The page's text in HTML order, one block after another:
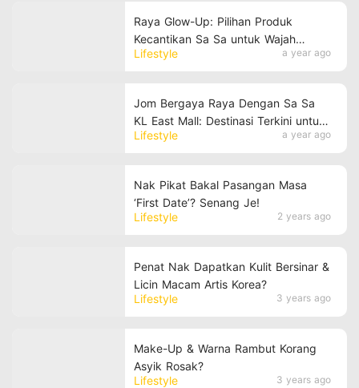
Lifestyle a year ago
Raya Glow-Up: Pilihan Produk
Kecantikan Sa Sa untuk Wajah
Berseri Sepanjang Syawal
Lifestyle a year ago
Jom Bergaya Raya Dengan Sa Sa
KL East Mall: Destinasi Terkini untuk
Segala Keperluan Kecantikan Anda!
Lifestyle 2 years ago
Nak Pikat Bakal Pasangan Masa
‘First Date’? Senang Je!
Lifestyle 3 years ago
Penat Nak Dapatkan Kulit Bersinar &
Licin Macam Artis Korea?
Lifestyle 3 years ago
Make-Up & Warna Rambut Korang
Asyik Rosak?